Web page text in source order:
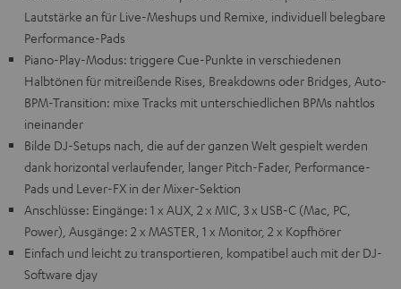
Lautstärke an für Live-Meshups und Remixe, individuell belegbare
Performance-Pads
Piano-Play-Modus: triggere Cue-Punkte in verschiedenen
Halbtönen für mitreißende Rises, Breakdowns oder Bridges, Auto-
BPM-Transition: mixe Tracks mit unterschiedlichen BPMs nahtlos
ineinander
Bilde DJ-Setups nach, die auf der ganzen Welt gespielt werden
dank horizontal verlaufender, langer Pitch-Fader, Performance-
Pads und Lever-FX in der Mixer-Sektion
Anschlüsse: Eingänge: 1 x AUX, 2 x MIC, 3 x USB-C (Mac, PC,
Power), Ausgänge: 2 x MASTER, 1 x Monitor, 2 x Kopfhörer
Einfach und leicht zu transportieren, kompatibel auch mit der DJ-
Software djay